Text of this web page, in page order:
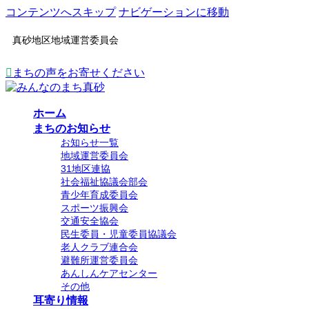
コンテンツへスキップ ナビゲーションに移動
真砂地区地域運営委員会
まちの声をお寄せください
ホーム
まちのお知らせ
お知らせ一覧
地域運営委員会
31地区連協
社会福祉協議会部会
青少年育成委員会
スポーツ振興会
交通安全協会
民生委員・児童委員協議会
老人クラブ連合会
避難所運営委員会
あんしんケアセンター
その他
耳寄り情報